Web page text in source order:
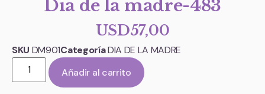
Dia de la madre-483
USD57,00
SKU DM901CategoríaDIA DE LA MADRE
Añadir al carrito